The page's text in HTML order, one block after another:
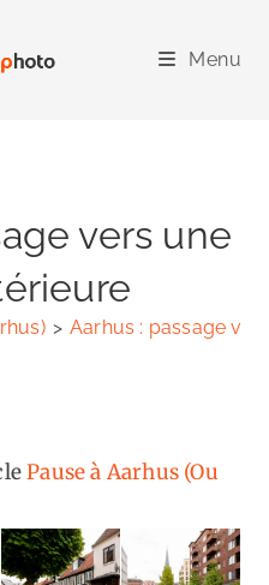
Menu
vers une
> Aarhus : passage
Pause à Aarhus (Ou